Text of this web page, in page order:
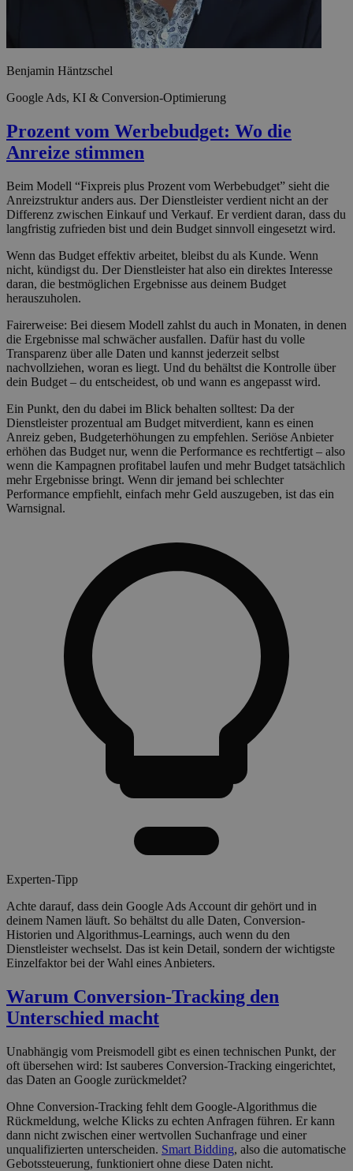
Benjamin Häntzschel
Google Ads, KI & Conversion-Optimierung
Prozent vom Werbebudget: Wo die
Anreize stimmen
Beim Modell “Fixpreis plus Prozent vom Werbebudget” sieht die
Anreizstruktur anders aus. Der Dienstleister verdient nicht an der
Differenz zwischen Einkauf und Verkauf. Er verdient daran, dass du
langfristig zufrieden bist und dein Budget sinnvoll eingesetzt wird.
Wenn das Budget effektiv arbeitet, bleibst du als Kunde. Wenn
nicht, kündigst du. Der Dienstleister hat also ein direktes Interesse
daran, die bestmöglichen Ergebnisse aus deinem Budget
herauszuholen.
Fairerweise: Bei diesem Modell zahlst du auch in Monaten, in denen
die Ergebnisse mal schwächer ausfallen. Dafür hast du volle
Transparenz über alle Daten und kannst jederzeit selbst
nachvollziehen, woran es liegt. Und du behältst die Kontrolle über
dein Budget – du entscheidest, ob und wann es angepasst wird.
Ein Punkt, den du dabei im Blick behalten solltest: Da der
Dienstleister prozentual am Budget mitverdient, kann es einen
Anreiz geben, Budgeterhöhungen zu empfehlen. Seriöse Anbieter
erhöhen das Budget nur, wenn die Performance es rechtfertigt – also
wenn die Kampagnen profitabel laufen und mehr Budget tatsächlich
mehr Ergebnisse bringt. Wenn dir jemand bei schlechter
Performance empfiehlt, einfach mehr Geld auszugeben, ist das ein
Warnsignal.
Experten-Tipp
Achte darauf, dass dein Google Ads Account dir gehört und in
deinem Namen läuft. So behältst du alle Daten, Conversion-
Historien und Algorithmus-Learnings, auch wenn du den
Dienstleister wechselst. Das ist kein Detail, sondern der wichtigste
Einzelfaktor bei der Wahl eines Anbieters.
Warum Conversion-Tracking den
Unterschied macht
Unabhängig vom Preismodell gibt es einen technischen Punkt, der
oft übersehen wird: Ist sauberes Conversion-Tracking eingerichtet,
das Daten an Google zurückmeldet?
Ohne Conversion-Tracking fehlt dem Google-Algorithmus die
Rückmeldung, welche Klicks zu echten Anfragen führen. Er kann
dann nicht zwischen einer wertvollen Suchanfrage und einer
unqualifizierten unterscheiden. Smart Bidding, also die automatische
Gebotssteuerung, funktioniert ohne diese Daten nicht.